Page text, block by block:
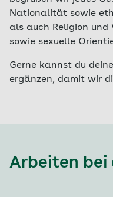
Nationalität sowie
als auch Religion und
sowie sexuelle
Gerne kannst du
ergänzen, damit wir
Arbeiten bei